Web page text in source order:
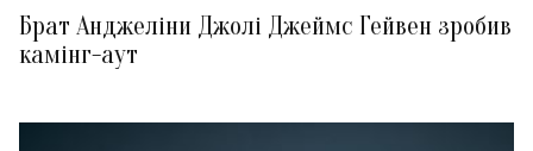
Брат Анджеліни Джолі Джеймс Гейвен зробив
камінг-аут